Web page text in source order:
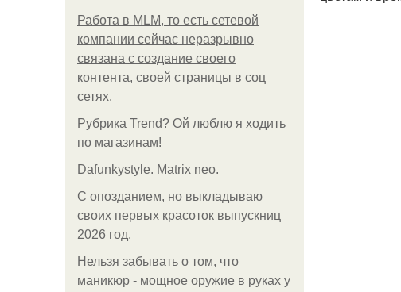
Работа в MLM, то есть сетевой
компании сейчас неразрывно
связана с создание своего
контента, своей страницы в соц
сетях.
Рубрика Trend? Ой люблю я ходить
по магазинам!
Dafunkystyle. Matrix neo.
С опозданием, но выкладываю
своих первых красоток выпускниц
2026 год.
Нельзя забывать о том, что
маникюр - мощное оружие в руках у